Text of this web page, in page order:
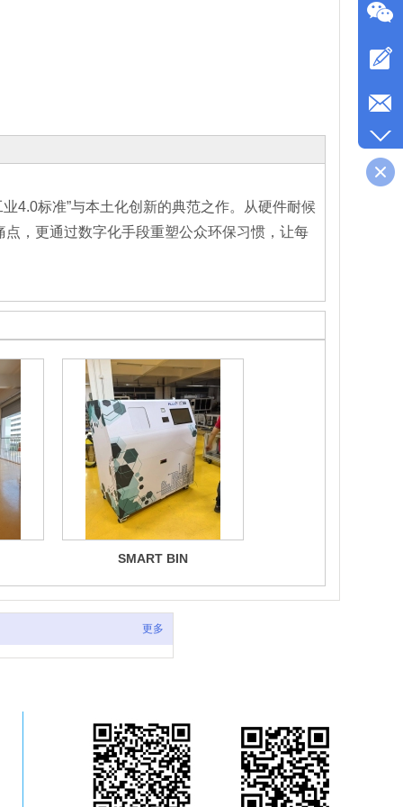
4.0标准”与本土化创新的典范之作。从硬件耐候
，更通过数字化手段重塑公众环保习惯，让每
SMART BIN
更多